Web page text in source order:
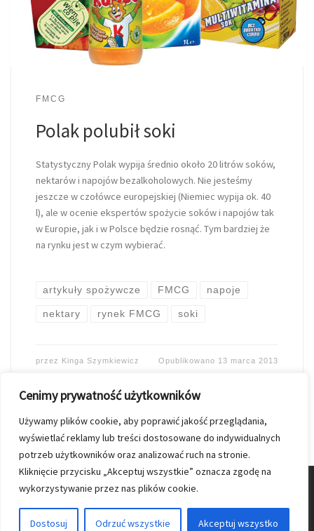
Cenimy prywatność użytkowników
Używamy plików cookie, aby poprawić jakość przeglądania,
wyświetlać reklamy lub treści dostosowane do indywidualnych
potrzeb użytkowników oraz analizować ruch na stronie.
Kliknięcie przycisku „Akceptuj wszystkie” oznacza zgodę na
wykorzystywanie przez nas plików cookie.
Dostosuj Odrzuć wszystkie Akceptuj wszystko
FMCG
Polak polubił soki
Statystyczny Polak wypija średnio około 20 litrów soków,
nektarów i napojów bezalkoholowych. Nie jesteśmy
jeszcze w czołówce europejskiej (Niemiec wypija ok. 40
l), ale w ocenie ekspertów spożycie soków i napojów tak
w Europie, jak i w Polsce będzie rosnąć. Tym bardziej że
na rynku jest w czym wybierać.
artykuły spożywcze FMCG napoje
nektary rynek FMCG soki
przez Kinga Szymkiewicz Opublikowano 13 marca 2013
© 2026 Nasz Kolporter – Wszelkie prawa zastrzezone